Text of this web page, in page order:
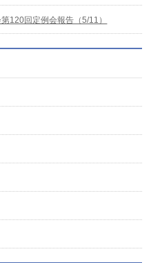
120回定例会報告（5/11）